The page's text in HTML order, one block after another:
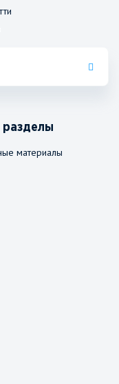
разделы
материалы